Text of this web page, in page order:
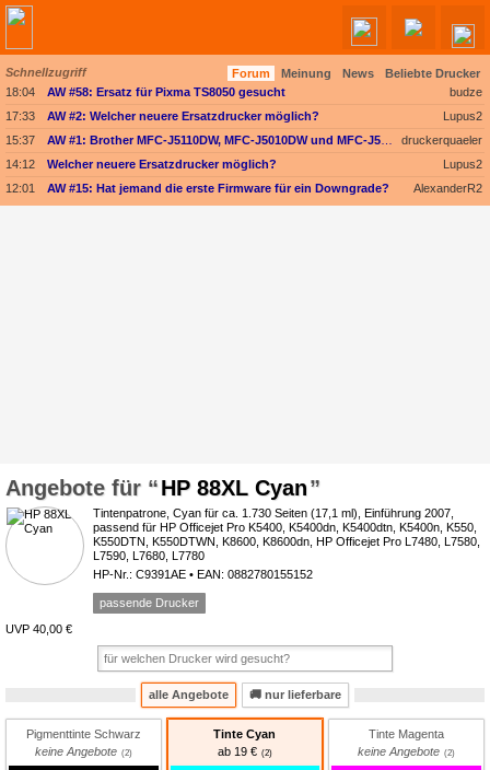
Schnellzugriff Forum Meinung News
Beliebte Drucker
18:04
AW #58: Ersatz für Pixma TS8050 gesucht
budze
17:33
AW #2: Welcher neuere Ersatzdrucker möglich?
Lupus2
15:37
druckerquaeler
14:12
Welcher neuere Ersatzdrucker möglich?
Lupus2
12:01
AW #15: Hat jemand die erste Firmware für ein Downgrade? AlexanderR2
HP 88XL Cyan
Tintenpatrone, Cyan für ca. 1.730 Seiten (17,1 ml), Einführung 2007,
passend für HP Officejet Pro K5400, K5400dn, K5400dtn, K5400n, K550,
K550DTN, K550DTWN, K8600, K8600dn, HP Officejet Pro L7480, L7580,
L7590, L7680, L7780
HP-Nr.: C9391AE • EAN: 0882780155152
passende Drucker
UVP 40,00 €
alle Angebote 🚚 nur lieferbare
Pigmenttinte Schwarz
keine Angebote
Tinte Cyan
ab 19 €
Tinte Magenta
keine Angebote